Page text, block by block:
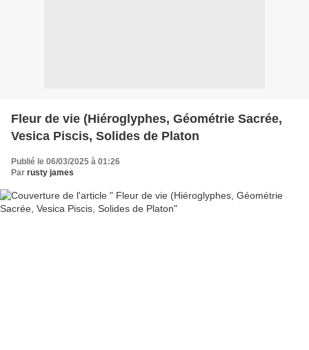
Fleur de vie (Hiéroglyphes, Géométrie Sacrée,
Vesica Piscis, Solides de Platon
Publié le 06/03/2025 à 01:26
Par rusty james